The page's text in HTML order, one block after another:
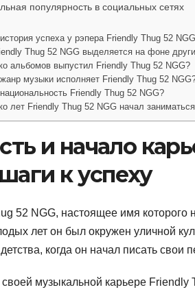
популярность в социальных сетях
успеха у рэпера Friendly Thug 52
Thug 52 NGG выделяется на фоне
альбомов выпустил Friendly Thug 52 NGG?
музыки исполняет Friendly Thug 52
Friendly Thug 52 NGG?
лет Friendly Thug 52 NGG начал
и начало
к успеху
52 NGG, настоящее имя
лет он был окружен уличной
когда он начал писать свои
музыкальной карьере